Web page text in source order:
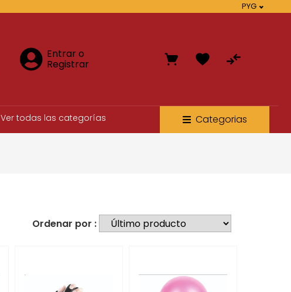
PYG
Entrar o
Registrar
Ver todas las categorías Categorias
Ordenar por :